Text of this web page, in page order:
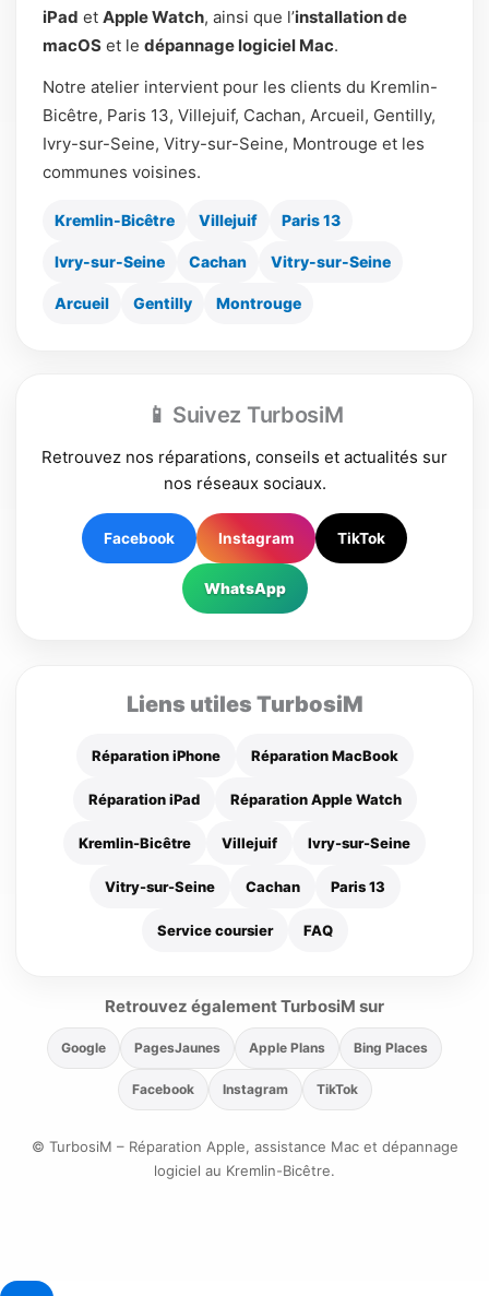
iPad et Apple Watch, ainsi que l’installation de
macOS et le dépannage logiciel Mac.
Notre atelier intervient pour les clients du Kremlin-
Bicêtre, Paris 13, Villejuif, Cachan, Arcueil, Gentilly,
Ivry-sur-Seine, Vitry-sur-Seine, Montrouge et les
communes voisines.
Kremlin-Bicêtre Villejuif Paris 13
Ivry-sur-Seine Cachan Vitry-sur-Seine
Arcueil Gentilly Montrouge
📱 Suivez TurbosiM
Retrouvez nos réparations, conseils et actualités sur
nos réseaux sociaux.
Facebook Instagram TikTok
WhatsApp
Liens utiles TurbosiM
Réparation iPhone Réparation MacBook
Réparation iPad Réparation Apple Watch
Kremlin-Bicêtre Villejuif Ivry-sur-Seine
Vitry-sur-Seine Cachan Paris 13
Service coursier FAQ
Retrouvez également TurbosiM sur
Google PagesJaunes Apple Plans Bing Places
Facebook Instagram TikTok
© TurbosiM – Réparation Apple, assistance Mac et dépannage
logiciel au Kremlin-Bicêtre.